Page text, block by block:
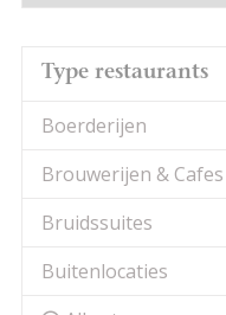
Type restaurants
Boerderijen
Brouwerijen & Cafes
Bruidssuites
Buitenlocaties